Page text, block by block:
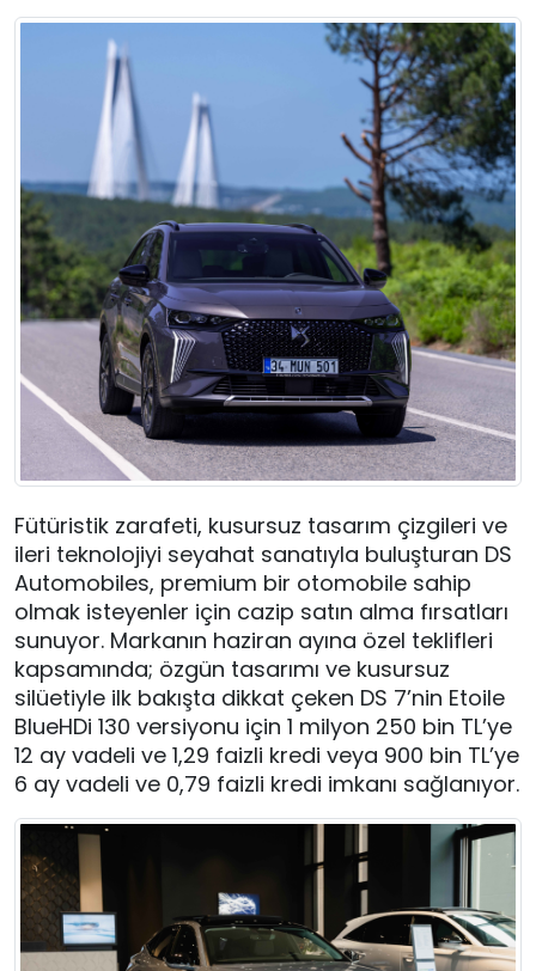
Fütüristik zarafeti, kusursuz tasarım çizgileri ve
ileri teknolojiyi seyahat sanatıyla buluşturan DS
Automobiles, premium bir otomobile sahip
olmak isteyenler için cazip satın alma fırsatları
sunuyor. Markanın haziran ayına özel teklifleri
kapsamında; özgün tasarımı ve kusursuz
silüetiyle ilk bakışta dikkat çeken DS 7’nin Etoile
BlueHDi 130 versiyonu için 1 milyon 250 bin TL’ye
12 ay vadeli ve 1,29 faizli kredi veya 900 bin TL’ye
6 ay vadeli ve 0,79 faizli kredi imkanı sağlanıyor.